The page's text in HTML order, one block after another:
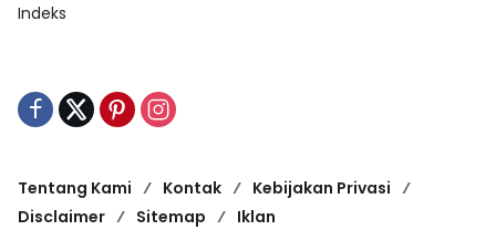
Indeks
Tentang Kami Kontak
Kebijakan Privasi
Disclaimer
Sitemap Iklan